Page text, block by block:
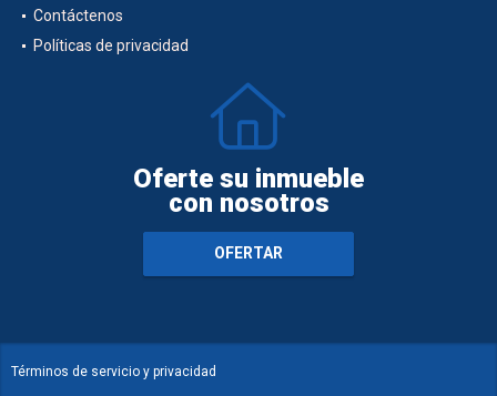
Contáctenos
Políticas de privacidad
Oferte su inmueble
con nosotros
OFERTAR
Términos de servicio y privacidad